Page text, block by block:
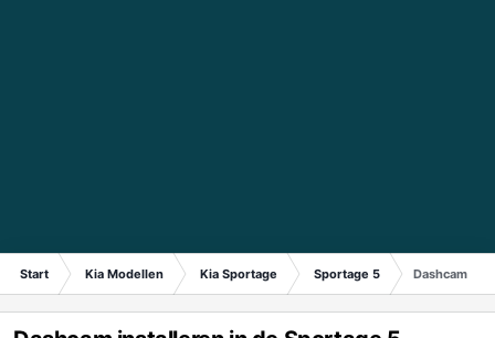
Start Kia Modellen Kia Sportage Sportage 5 Dashcam